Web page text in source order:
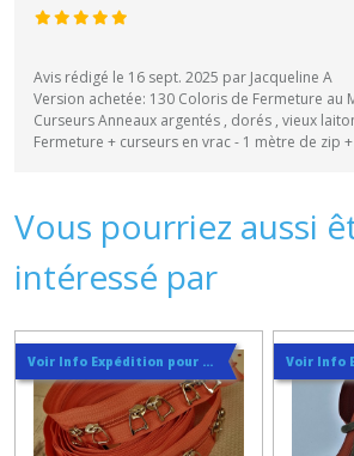
Avis rédigé le 16 sept. 2025 par Jacqueline A
Version achetée: 130 Coloris de Fermeture au
Curseurs Anneaux argentés , dorés , vieux
Fermeture + curseurs en vrac - 1 mètre de zip
Vous pourriez aussi
intéressé par
Voir Info Expédition pour Régler les Frais de Port au Meilleur Prix , En haut d'ecran à Droite